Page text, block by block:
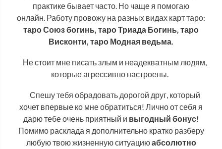
практике бывает часто. Но чаще я помогаю
онлайн. Работу провожу на разных видах карт таро:
таро Союз богинь, таро Триада Богинь, таро
Висконти, таро Модная ведьма.
Не стоит мне писать злым и неадекватным людям,
которые агрессивно настроены.
Спешу тебя обрадовать дорогой друг, который
хочет впервые ко мне обратиться! Лично от себя я
дарю тебе очень приятный и выгодный бонус!
Помимо расклада я дополнительно кратко разберу
любую твою жизненную ситуациюабсолютно